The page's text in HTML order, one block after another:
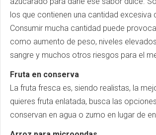
los que contienen una cantidad excesiva
Consumir mucha cantidad puede
como aumento de peso, niveles
sangre y muchos otros riesgos para el
Fruta en conserva
La fruta fresca es, siendo realistas, la
quieres fruta enlatada, busca las
conservan en agua o zumo en lugar de